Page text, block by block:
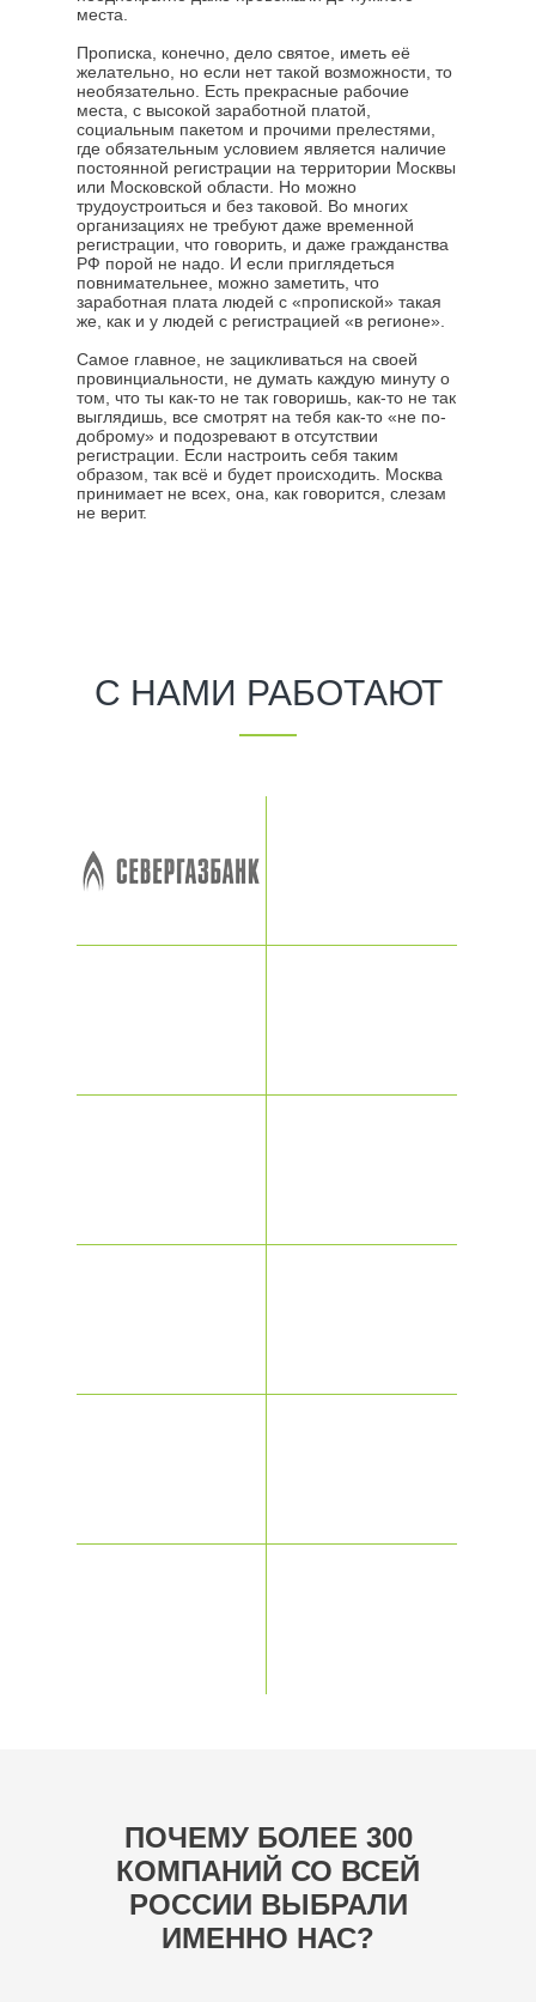
места.
Прописка, конечно, дело святое, иметь её
желательно, но если нет такой возможности, то
необязательно. Есть прекрасные рабочие
места, с высокой заработной платой,
социальным пакетом и прочими прелестями,
где обязательным условием является наличие
постоянной регистрации на территории Москвы
или Московской области. Но можно
трудоустроиться и без таковой. Во многих
организациях не требуют даже временной
регистрации, что говорить, и даже гражданства
РФ порой не надо. И если приглядеться
повнимательнее, можно заметить, что
заработная плата людей с «пропиской» такая
же, как и у людей с регистрацией «в регионе».
Самое главное, не зацикливаться на своей
провинциальности, не думать каждую минуту о
том, что ты как-то не так говоришь, как-то не так
выглядишь, все смотрят на тебя как-то «не по-
доброму» и подозревают в отсутствии
регистрации. Если настроить себя таким
образом, так всё и будет происходить. Москва
принимает не всех, она, как говорится, слезам
не верит.
С НАМИ РАБОТАЮТ
ПОЧЕМУ БОЛЕЕ 300
КОМПАНИЙ СО ВСЕЙ
РОССИИ ВЫБРАЛИ
ИМЕННО НАС?